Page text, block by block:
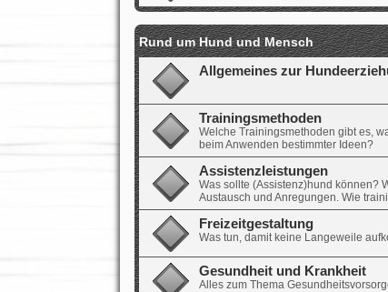
Rund um Hund und Mensch
Allgemeines zur
Trainingsmethoden
Welche Trainingsmethoden gibt es,
beim Anwenden bestimmter Ideen?
Assistenzleistungen
Was sollte (Assistenz)hund können?
Austausch und Anregungen. Wie
Freizeitgestaltung
Was tun, damit keine Langeweile
Gesundheit und Krankheit
Alles zum Thema